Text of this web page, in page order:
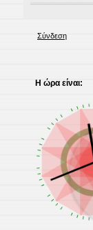
Σύνδεση
Η ώρα είναι: